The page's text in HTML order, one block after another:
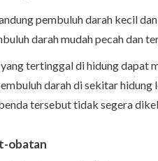
pembuluh darah kecil
darah mudah pecah dan
yang tertinggal di hidung dapat
darah di sekitar
tersebut tidak segera
obatan